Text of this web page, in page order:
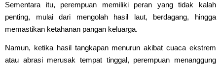
Sementara itu, perempuan memiliki peran yang tidak kalah
penting, mulai dari mengolah hasil laut, berdagang, hingga
memastikan ketahanan pangan keluarga.
Namun, ketika hasil tangkapan menurun akibat cuaca ekstrem
atau abrasi merusak tempat tinggal, perempuan menanggung